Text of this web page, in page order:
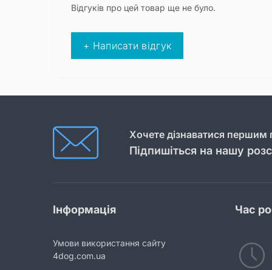
Відгуків про цей товар ще не було.
+ Написати відгук
Хочете дізнаватися першим
Підпишіться на нашу
Інформація
Умови використання сайту
4dog.com.ua
Час